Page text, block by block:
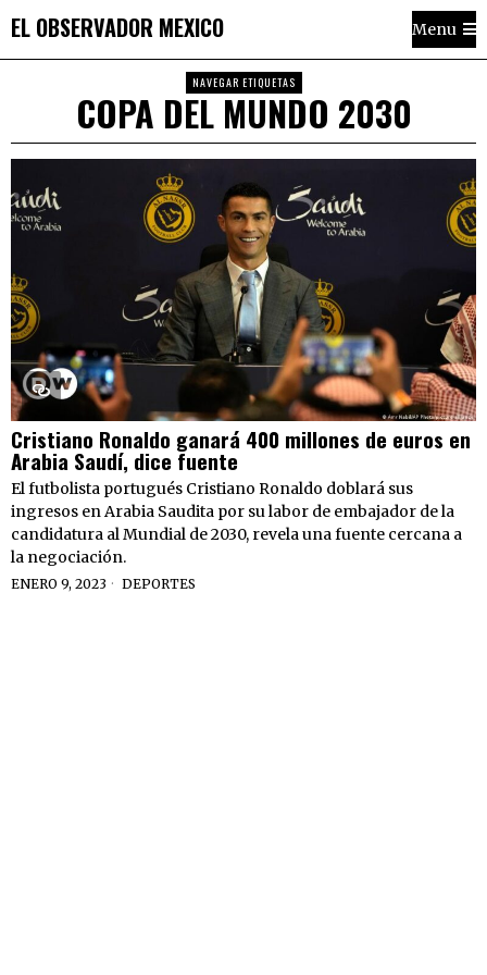
EL OBSERVADOR MEXICO Menu
NAVEGAR ETIQUETAS
COPA DEL MUNDO 2030
Cristiano Ronaldo ganará 400 millones de euros en
Arabia Saudí, dice fuente
El futbolista portugués Cristiano Ronaldo doblará sus
ingresos en Arabia Saudita por su labor de embajador de la
candidatura al Mundial de 2030, revela una fuente cercana a
la negociación.
ENERO 9, 2023 DEPORTES